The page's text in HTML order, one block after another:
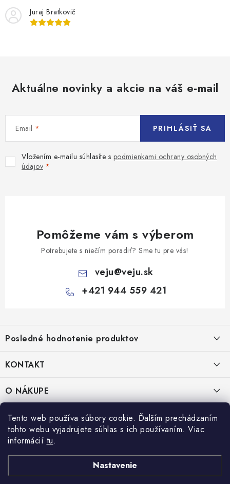
Tento web používa súbory cookie. Ďalším prechádzaním
tohto webu vyjadrujete súhlas s ich používaním. Viac
informácií tu.
Nastavenie
Juraj Bratkovič
Aktuálne novinky a akcie na váš e-mail
Email
Vložením e-mailu súhlasíte s podmienkami ochrany osobných
údajov
PRIHLÁSIŤ SA
Pomôžeme vám s výberom
Potrebujete s niečím poradiť? Sme tu pre vás!
veju@veju.sk
+421 944 559 421
p
ä
e
Posledné hodnotenie produktov
KONTAKT
VEJU s.r.o.
Janka Kráľa 1059/82
Nitra 94901
IČO: 54577161
IČ DPH: SK2121721426
+421 944 559 421
MAIL:veju@veju.sk
O NÁKUPE
Kontakty
PRÁVNE INFORMÁCIE
Obchodné podmienky
Ochrana osobných údajov
Odstúpenie od zmluvy